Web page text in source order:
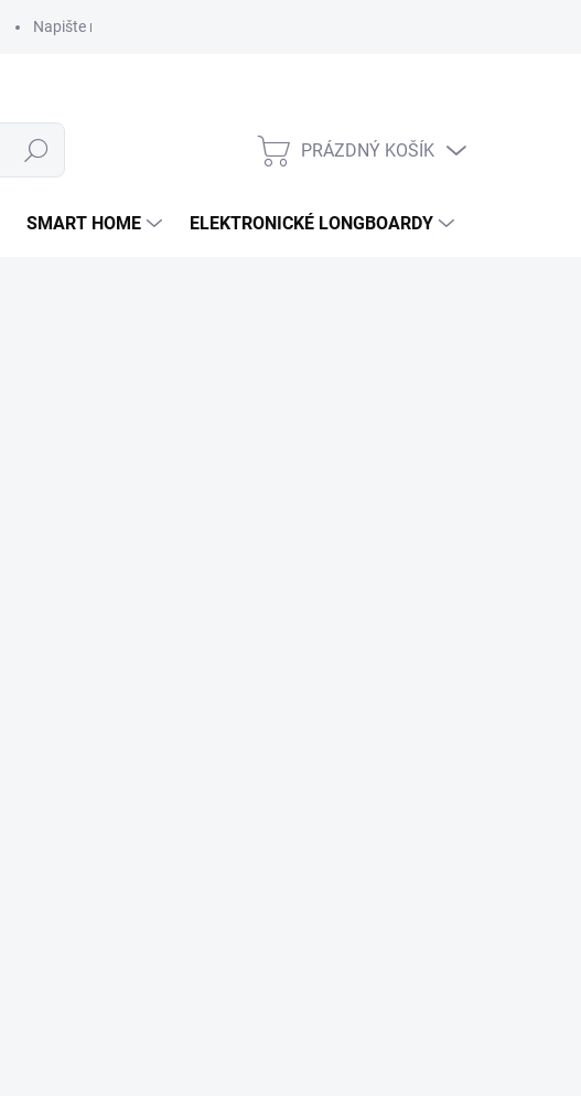
Napište nám
Hledat
NÁKUPNÍ
PRÁZDNÝ KOŠÍK
SMART HOME ELEKTRONICKÉ LONGBOARDY